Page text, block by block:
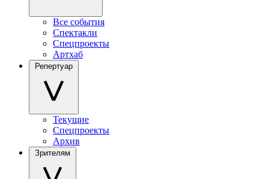
Все события
Спектакли
Спецпроекты
Артхаб
Репертуар
Текущие
Спецпроекты
Архив
Зрителям